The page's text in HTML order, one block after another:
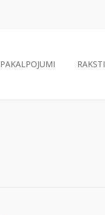
PAKALPOJUMI RAKSTI